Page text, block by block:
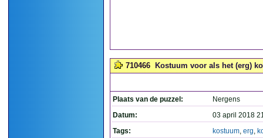
710466 Kostuum voor als het (erg)
Plaats van de puzzel:
Nergens
Datum:
03 april 2018
Tags:
kostuum, erg,